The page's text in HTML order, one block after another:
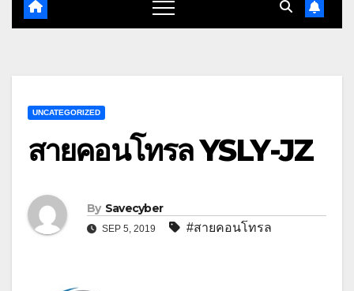
UNCATEGORIZED
สายคอนโทรล YSLY-JZ
By Savecyber
SEP 5, 2019 #สายคอนโทรล